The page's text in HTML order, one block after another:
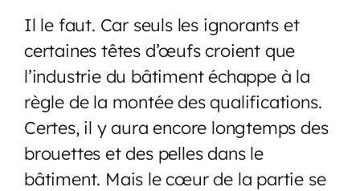
Il le faut. Car seuls les ignorants et
certaines têtes d’œufs croient que
l’industrie du bâtiment échappe à la
règle de la montée des qualifications.
Certes, il y aura encore longtemps des
brouettes et des pelles dans le
bâtiment. Mais le cœur de la partie se